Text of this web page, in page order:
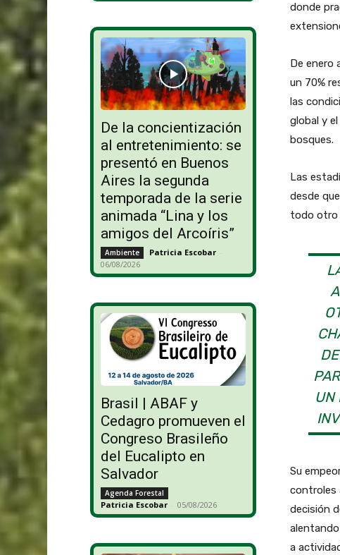
De la concientización
al entretenimiento: se
presentó en Buenos
Aires la segunda
temporada de la serie
animada “Lina y los
amigos del Arcoíris”
Ambiente Patricia Escobar -
06/08/2026
Brasil | ABAF y
Cedagro promueven el
Congreso Brasileño
del Eucalipto en
Salvador
Agenda Forestal
Patricia Escobar - 05/08/2026
donde
De enero
un 70%
las
global y
bosques.
Las
desde
todo otro
UN
Su
controles
decisión
a